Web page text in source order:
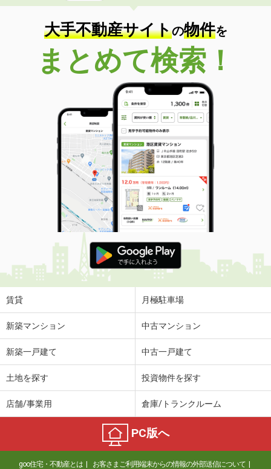
物件種別 貸店舗（建物一部）
使用面積
58.5m²
大手不動産サイトの物件を
まとめて検索！
賃貸 月極駐車場
新築マンション 中古マンション
新築一戸建て 中古一戸建て
土地を探す 投資物件を探す
店舗/事業用 倉庫/トランクルーム
PC版へ
goo住宅・不動産とは お客さまご利用端末からの情報の外部送信について